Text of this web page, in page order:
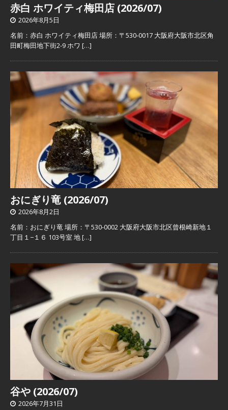
赤白 ホワイティ梅田店 (2026/07)
2026年8月5日
名前：赤白 ホワイティ梅田店 場所：〒530-0017 大阪府大阪市北区角
田町梅田地下街2-9 ホワ […]
おにぎり竜 (2026/07)
2026年8月2日
名前：おにぎり竜 場所：〒530-0002 大阪府大阪市北区曾根崎新地１
丁目１−１６ 103号室 地[…]
谷や (2026/07)
2026年7月31日